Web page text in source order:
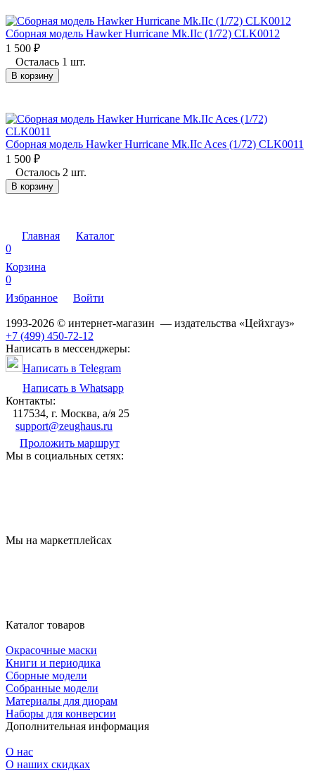
Сборная модель Hawker Hurricane Mk.IIc (1/72) CLK0012
1 500 ₽
Осталась 1 шт.
В корзину
Сборная модель Hawker Hurricane Mk.IIc Aces (1/72) CLK0011
1 500 ₽
Осталось 2 шт.
В корзину
Главная
Каталог
0
Корзина
0
Избранное
Войти
1993-2026 © интернет-магазин — издательства «Цейхгауз»
+7 (499) 450-72-12
Написать в мессенджеры:
Написать в Telegram
Написать в Whatsapp
Контакты:
117534, г. Москва, а/я 25
support@zeughaus.ru
Проложить маршрут
Мы в социальных сетях:
Мы на маркетплейсах
Каталог товаров
Окрасочные маски
Книги и периодика
Сборные модели
Собранные модели
Материалы для диорам
Наборы для конверсии
Дополнительная информация
О нас
О наших скидках